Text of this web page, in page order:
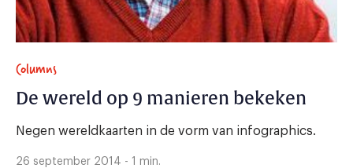
Columns
De wereld op 9 manieren bekeken
Negen wereldkaarten in de vorm van infographics.
26 september 2014 - 1 min.